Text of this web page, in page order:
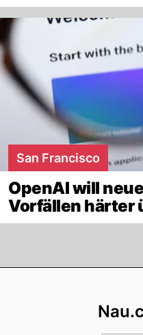
San Francisco
OpenAI will
Vorfällen härter